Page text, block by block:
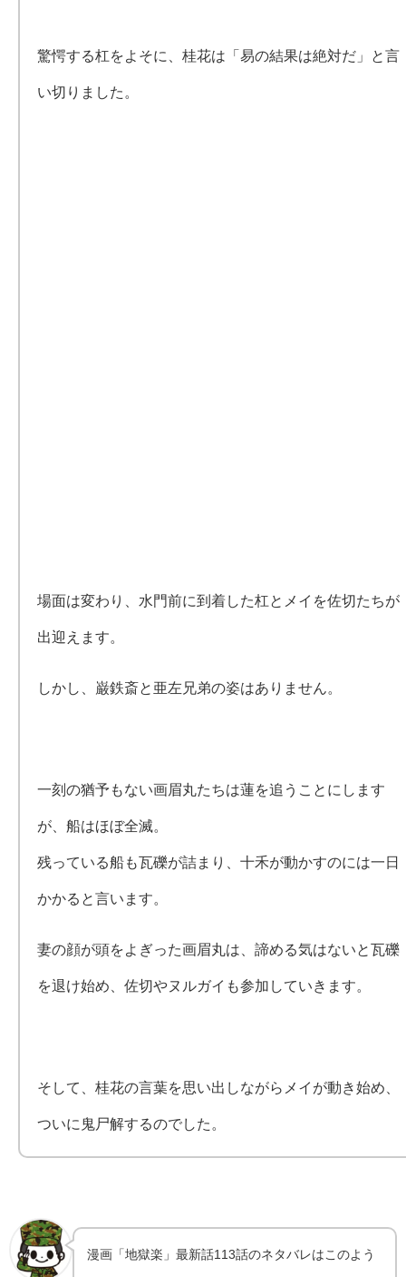
驚愕する杠をよそに、桂花は「易の結果は絶対だ」と言
い切りました。
場面は変わり、水門前に到着した杠とメイを佐切たちが
出迎えます。
しかし、巌鉄斎と亜左兄弟の姿はありません。
一刻の猶予もない画眉丸たちは蓮を追うことにします
が、船はほぼ全滅。
残っている船も瓦礫が詰まり、十禾が動かすのには一日
かかると言います。
妻の顔が頭をよぎった画眉丸は、諦める気はないと瓦礫
を退け始め、佐切やヌルガイも参加していきます。
そして、桂花の言葉を思い出しながらメイが動き始め、
ついに鬼尸解するのでした。
漫画「地獄楽」最新話113話のネタバレはこのよう